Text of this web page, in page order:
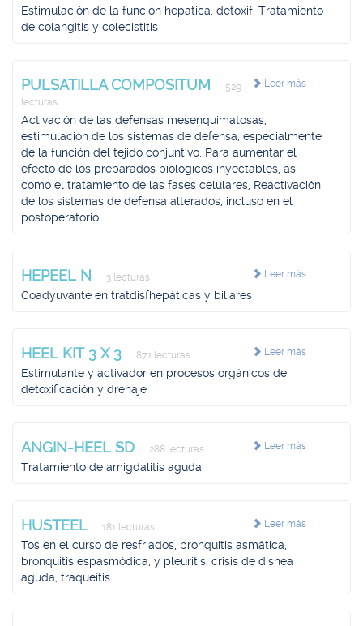
Estimulación de la función hepatica, detoxif, Tratamiento
de colangitis y colecistitis
Leer más
PULSATILLA COMPOSITUM
529
lecturas
Activación de las defensas mesenquimatosas,
estimulación de los sistemas de defensa, especialmente
de la función del tejido conjuntivo, Para aumentar el
efecto de los preparados biológicos inyectables, así
como el tratamiento de las fases celulares, Reactivación
de los sistemas de defensa alterados, incluso en el
postoperatorio
Leer más
HEPEEL N 3 lecturas
Coadyuvante en tratdisfhepáticas y biliares
Leer más
HEEL KIT 3 X 3 871 lecturas
Estimulante y activador en procesos orgánicos de
detoxificación y drenaje
Leer más
ANGIN-HEEL SD 288 lecturas
Tratamiento de amigdalitis aguda
Leer más
HUSTEEL 181 lecturas
Tos en el curso de resfriados, bronquitis asmática,
bronquitis espasmódica, y pleuritis, crisis de disnea
aguda, traqueítis